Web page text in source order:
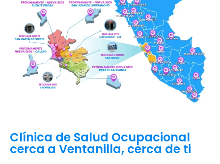
Clínica de Salud Ocupacional
cerca a Ventanilla, cerca de ti